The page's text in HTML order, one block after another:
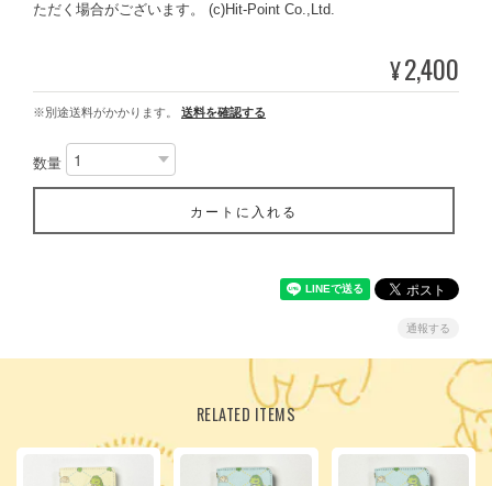
ただく場合がございます。 (c)Hit-Point Co.,Ltd.
¥2,400
※別途送料がかかります。 送料を確認する
数量
カートに入れる
通報する
RELATED ITEMS